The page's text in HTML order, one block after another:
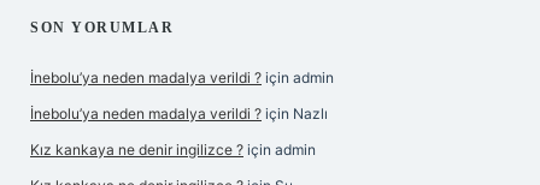
SON YORUMLAR
İnebolu’ya neden madalya verildi ? için admin
İnebolu’ya neden madalya verildi ? için Nazlı
Kız kankaya ne denir ingilizce ? için admin